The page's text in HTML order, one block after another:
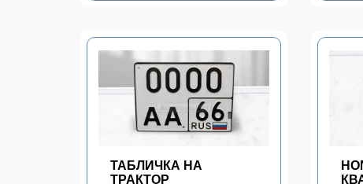
ТАБЛИЧКА НА
ТРАКТОР